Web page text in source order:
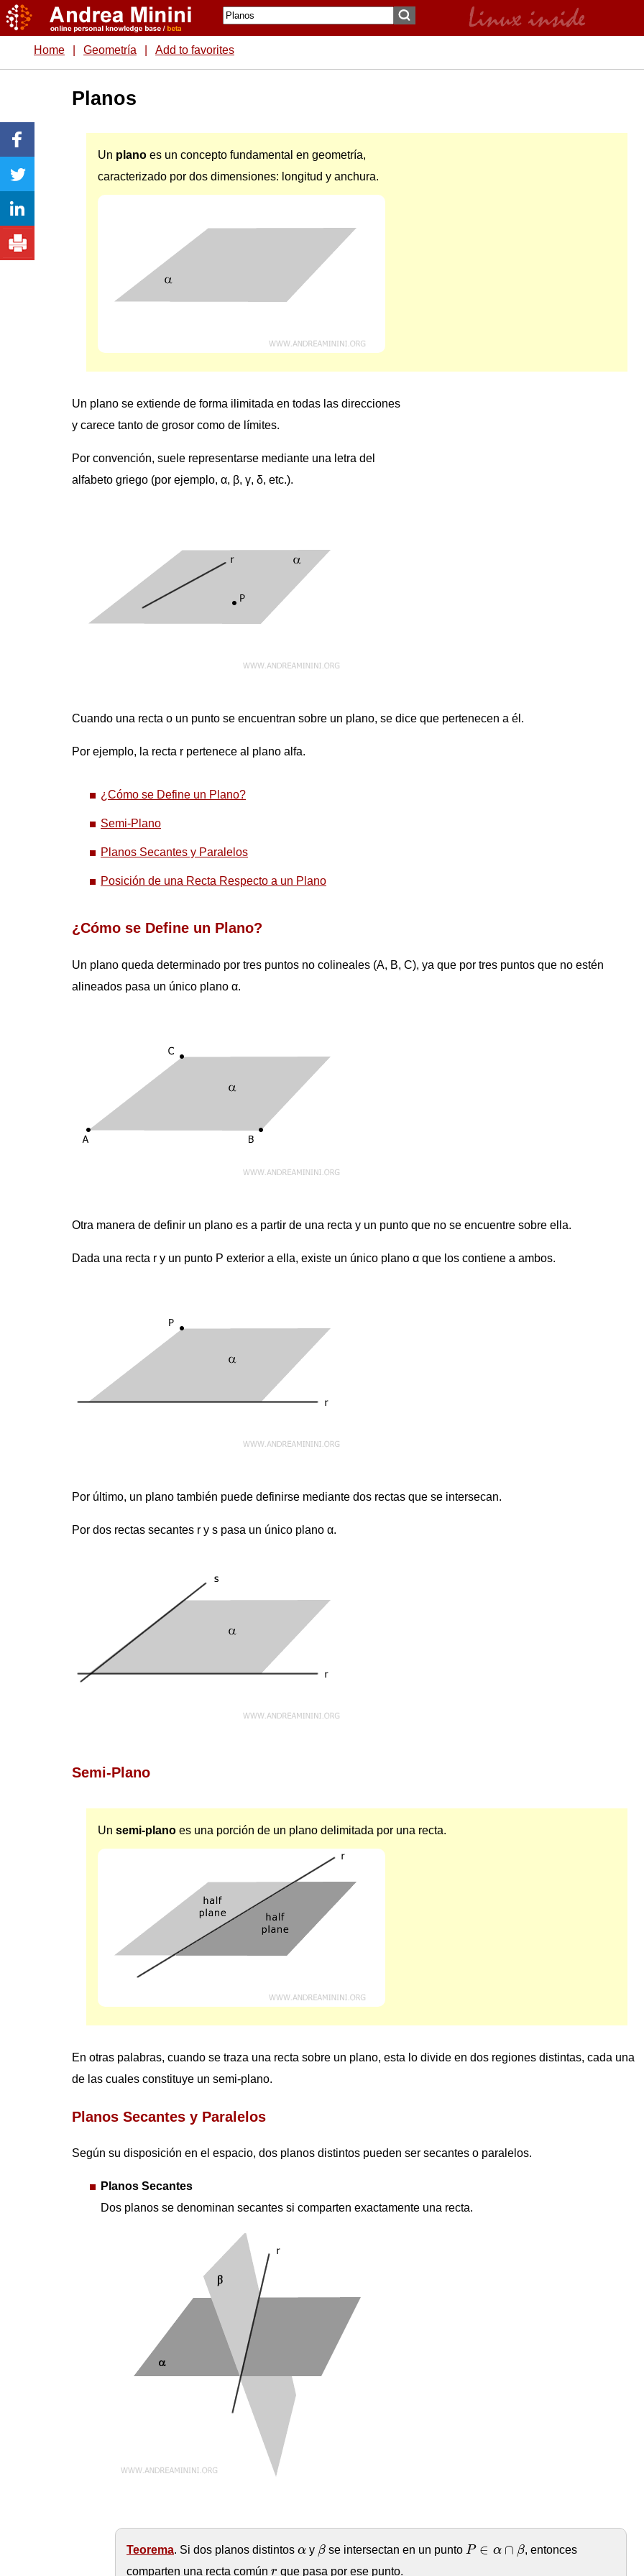
Home Geometría Add to favorites
Planos
Un plano es un concepto fundamental en geometría,
caracterizado por dos dimensiones: longitud y anchura.
Un plano se extiende de forma ilimitada en todas las direcciones
y carece tanto de grosor como de límites.
Por convención, suele representarse mediante una letra del
alfabeto griego (por ejemplo, α, β, γ, δ, etc.).
Cuando una recta o un punto se encuentran sobre un plano, se dice que pertenecen a él.
Por ejemplo, la recta r pertenece al plano alfa.
¿Cómo se Define un Plano?
Semi-Plano
Planos Secantes y Paralelos
Posición de una Recta Respecto a un Plano
¿Cómo se Define un Plano?
Un plano queda determinado por tres puntos no colineales (A, B, C), ya que por tres puntos que no estén
alineados pasa un único plano α.
Otra manera de definir un plano es a partir de una recta y un punto que no se encuentre sobre ella.
Dada una recta r y un punto P exterior a ella, existe un único plano α que los contiene a ambos.
Por último, un plano también puede definirse mediante dos rectas que se intersecan.
Por dos rectas secantes r y s pasa un único plano α.
Semi-Plano
Un semi-plano es una porción de un plano delimitada por una recta.
En otras palabras, cuando se traza una recta sobre un plano, esta lo divide en dos regiones distintas, cada una
de las cuales constituye un semi-plano.
Planos Secantes y Paralelos
Según su disposición en el espacio, dos planos distintos pueden ser secantes o paralelos.
Planos Secantes
Dos planos se denominan secantes si comparten exactamente una recta.
Teorema. Si dos planos distintos α
α y β
β se intersectan en un punto P ∈ α ∩ β
P∈ α∩β
, entonces
comparten una recta común r
r que pasa por ese punto.